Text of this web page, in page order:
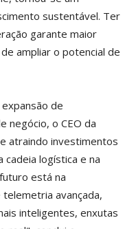
sustentável. Ter
garante maior
ampliar o potencial de
de
negócio, o CEO da
atraindo investimentos
logística e na
está na
telemetria avançada,
inteligentes, enxutas